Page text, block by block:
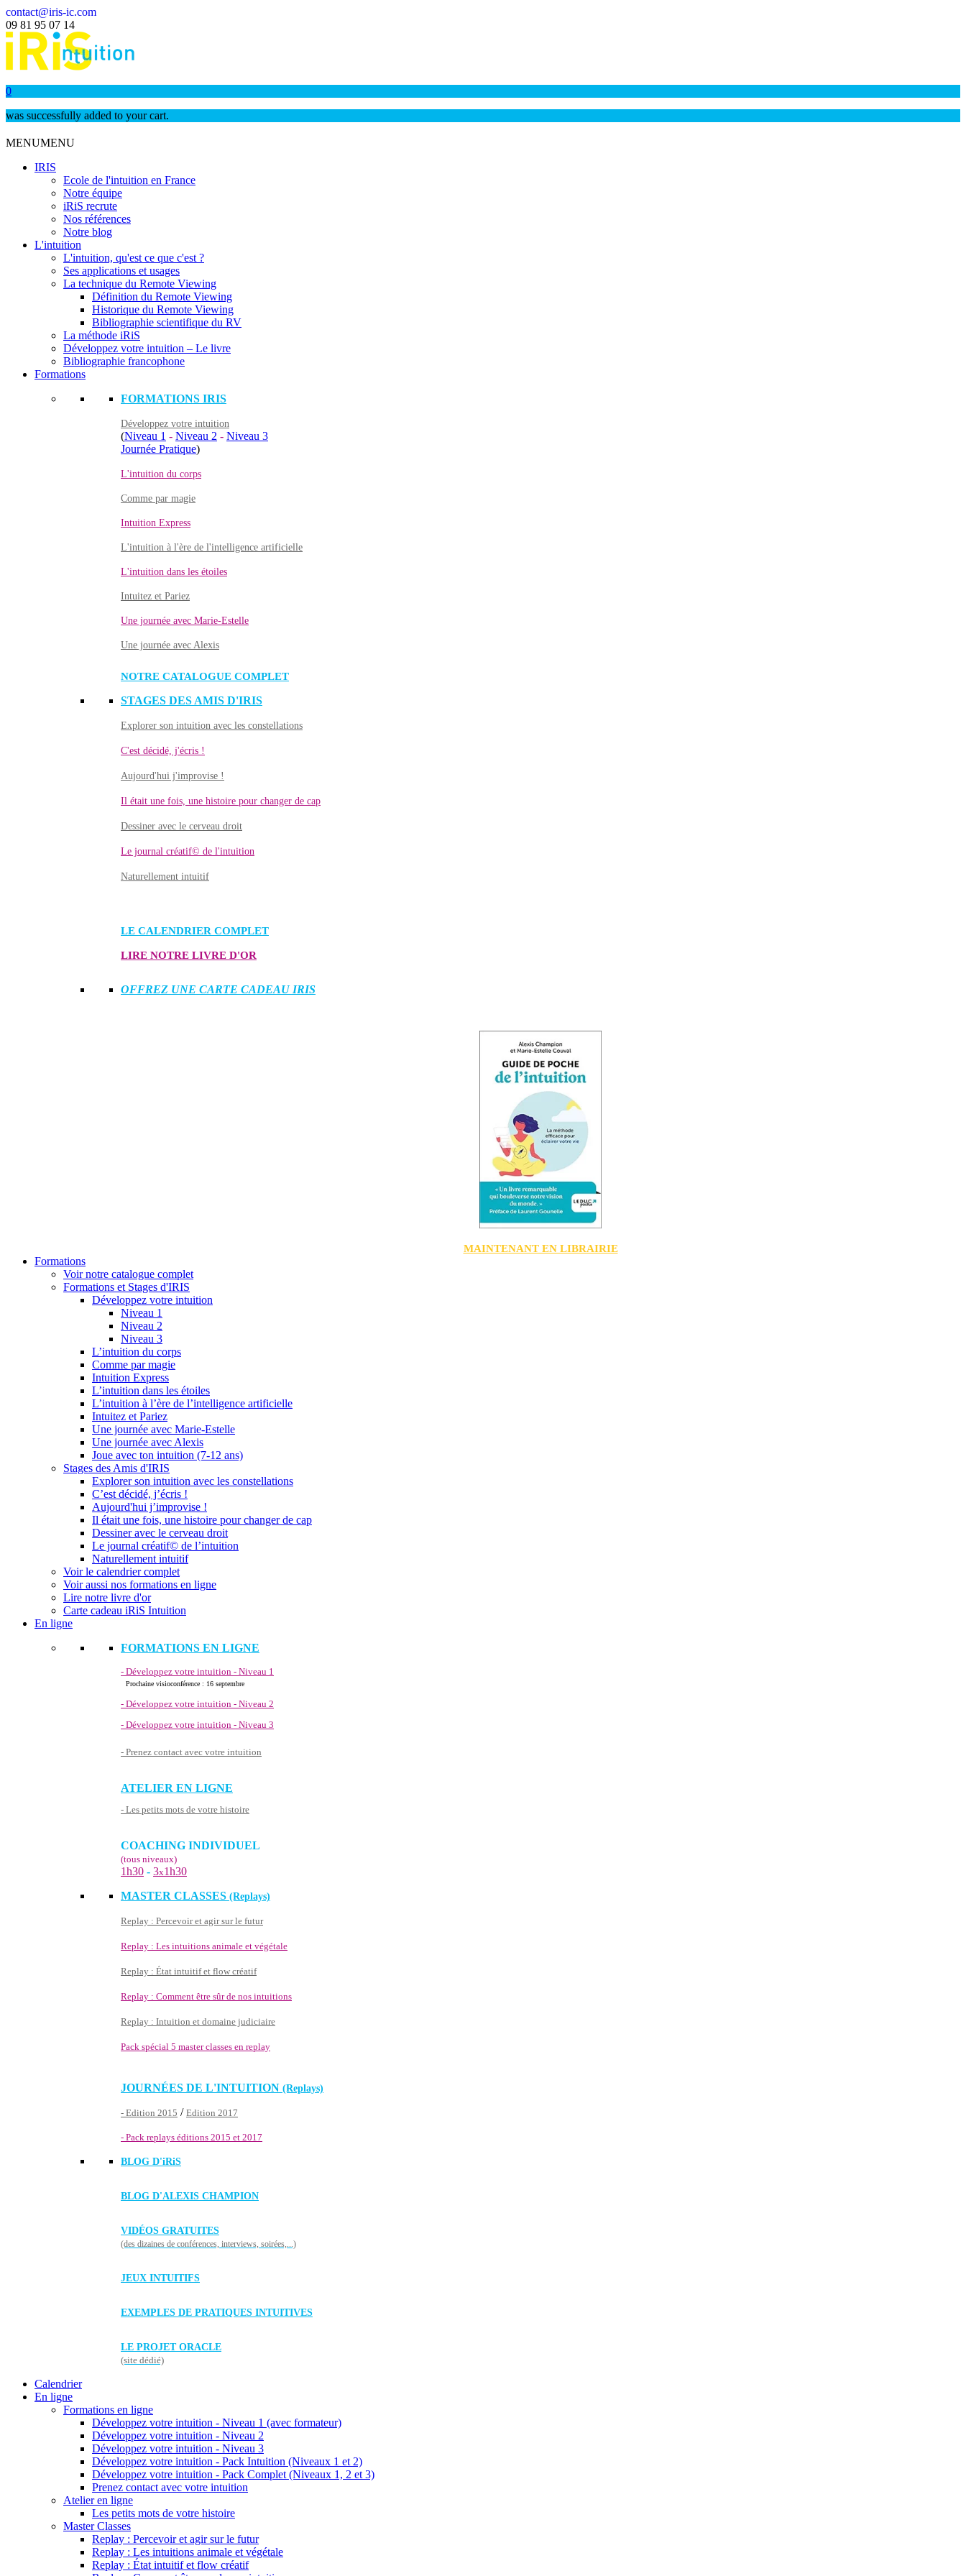
contact@iris-ic.com
09 81 95 07 14
0
was successfully added to your cart.
MENUMENU
IRIS
Ecole de l'intuition en France
Notre équipe
iRiS recrute
Nos références
Notre blog
L'intuition
L'intuition, qu'est ce que c'est ?
Ses applications et usages
La technique du Remote Viewing
Définition du Remote Viewing
Historique du Remote Viewing
Bibliographie scientifique du RV
La méthode iRiS
Développez votre intuition – Le livre
Bibliographie francophone
Formations
FORMATIONS IRIS
Développez votre intuition
(Niveau 1 - Niveau 2 - Niveau 3
Journée Pratique)
L'intuition du corps
Comme par magie
Intuition Express
L'intuition à l'ère de l'intelligence artificielle
L'intuition dans les étoiles
Intuitez et Pariez
Une journée avec Marie-Estelle
Une journée avec Alexis
NOTRE CATALOGUE COMPLET
STAGES DES AMIS D'IRIS
Explorer son intuition avec les constellations
C'est décidé, j'écris !
Aujourd'hui j'improvise !
Il était une fois, une histoire pour changer de cap
Dessiner avec le cerveau droit
Le journal créatif© de l'intuition
Naturellement intuitif
LE CALENDRIER COMPLET
LIRE NOTRE LIVRE D'OR
OFFREZ UNE CARTE CADEAU IRIS
MAINTENANT EN LIBRAIRIE
Formations
Voir notre catalogue complet
Formations et Stages d'IRIS
Développez votre intuition
Niveau 1
Niveau 2
Niveau 3
L’intuition du corps
Comme par magie
Intuition Express
L’intuition dans les étoiles
L’intuition à l’ère de l’intelligence artificielle
Intuitez et Pariez
Une journée avec Marie-Estelle
Une journée avec Alexis
Joue avec ton intuition (7-12 ans)
Stages des Amis d'IRIS
Explorer son intuition avec les constellations
C’est décidé, j’écris !
Aujourd'hui j’improvise !
Il était une fois, une histoire pour changer de cap
Dessiner avec le cerveau droit
Le journal créatif© de l’intuition
Naturellement intuitif
Voir le calendrier complet
Voir aussi nos formations en ligne
Lire notre livre d'or
Carte cadeau iRiS Intuition
En ligne
FORMATIONS EN LIGNE
- Développez votre intuition - Niveau 1
Prochaine visioconférence : 16 septembre
- Développez votre intuition - Niveau 2
- Développez votre intuition - Niveau 3
- Prenez contact avec votre intuition
ATELIER EN LIGNE
- Les petits mots de votre histoire
COACHING INDIVIDUEL
(tous niveaux)
1h30 - 3x1h30
MASTER CLASSES (Replays)
Replay : Percevoir et agir sur le futur
Replay : Les intuitions animale et végétale
Replay : État intuitif et flow créatif
Replay : Comment être sûr de nos intuitions
Replay : Intuition et domaine judiciaire
Pack spécial 5 master classes en replay
JOURNÉES DE L'INTUITION (Replays)
- Edition 2015 / Edition 2017
- Pack replays éditions 2015 et 2017
BLOG D'iRiS
BLOG D'ALEXIS CHAMPION
VIDÉOS GRATUITES
(des dizaines de conférences, interviews, soirées,...)
JEUX INTUITIFS
EXEMPLES DE PRATIQUES INTUITIVES
LE PROJET ORACLE
(site dédié)
Calendrier
En ligne
Formations en ligne
Développez votre intuition - Niveau 1 (avec formateur)
Développez votre intuition - Niveau 2
Développez votre intuition - Niveau 3
Développez votre intuition - Pack Intuition (Niveaux 1 et 2)
Développez votre intuition - Pack Complet (Niveaux 1, 2 et 3)
Prenez contact avec votre intuition
Atelier en ligne
Les petits mots de votre histoire
Master Classes
Replay : Percevoir et agir sur le futur
Replay : Les intuitions animale et végétale
Replay : État intuitif et flow créatif